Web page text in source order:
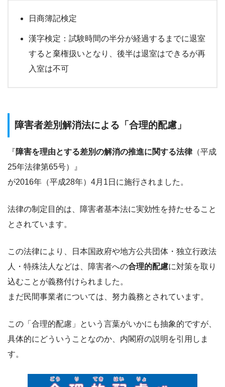
日商簿記検定
漢字検定：試験時間の半分が経過するまでに退室
すると棄権扱いとなり、後半は退室はできるが再
入室は不可
障害者差別解消法による「合理的配慮」
『障害を理由とする差別の解消の推進に関する法律（平成
25年法律第65号）』
が2016年（平成28年）4月1日に施行されました。
法律の制定目的は、障害者基本法に実効性を持たせること
とされています。
この法律により、日本国政府や地方公共団体・独立行政法
人・特殊法人などは、障害者への合理的配慮に対策を取り
込むことが義務付けられました。
まだ民間事業者については、努力義務とされています。
この「合理的配慮」という言葉がいかにも抽象的ですが、
具体的にどういうことなのか、内閣府の説明を引用しま
す。